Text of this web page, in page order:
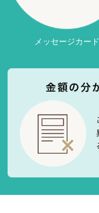
メッセージカード